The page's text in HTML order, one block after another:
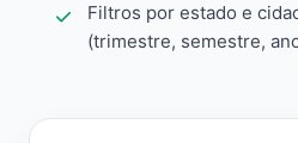
Filtros por estado e
(trimestre, semestre,